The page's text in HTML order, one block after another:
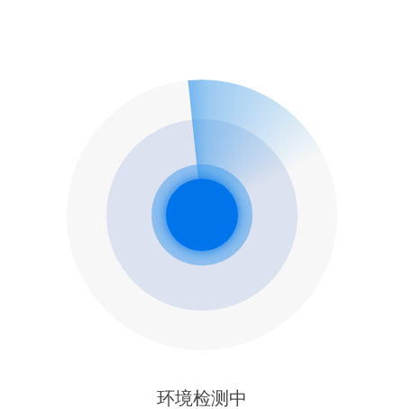
环境检测中